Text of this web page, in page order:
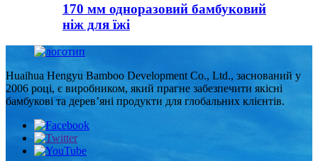
170 мм одноразовий бамбуковий
ніж для їжі
Huaihua Hengyu Bamboo Development Co., Ltd., заснований у
2006 році, є виробником, який прагне забезпечити якісні
бамбукові та дерев’яні продукти для глобальних клієнтів.